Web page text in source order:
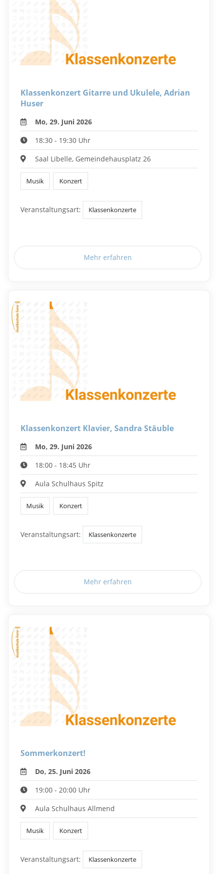
Klassenkonzert Gitarre und Ukulele, Adrian
Huser
Mo, 29. Juni 2026
18:30 - 19:30 Uhr
Saal Libelle, Gemeindehausplatz 26
Musik Konzert
Veranstaltungsart: Klassenkonzerte
Mehr erfahren
Klassenkonzert Klavier, Sandra Stäuble
Mo, 29. Juni 2026
18:00 - 18:45 Uhr
Aula Schulhaus Spitz
Musik Konzert
Veranstaltungsart: Klassenkonzerte
Mehr erfahren
Sommerkonzert!
Do, 25. Juni 2026
19:00 - 20:00 Uhr
Aula Schulhaus Allmend
Musik Konzert
Veranstaltungsart: Klassenkonzerte